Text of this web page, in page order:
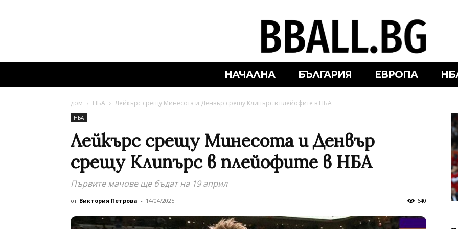
НАЧАЛНА БЪЛГАРИЯ ЕВРОПА
дом НБА Лейкърс срещу Минесота и Денвър срещу Клипърс в плейофите в НБА
НБА
Лейкърс срещу Минесота и Денвър
срещу Клипърс в плейофите в НБА
Първите мачове ще бъдат на 19 април
от Виктория Петрова - 14/04/2025 640